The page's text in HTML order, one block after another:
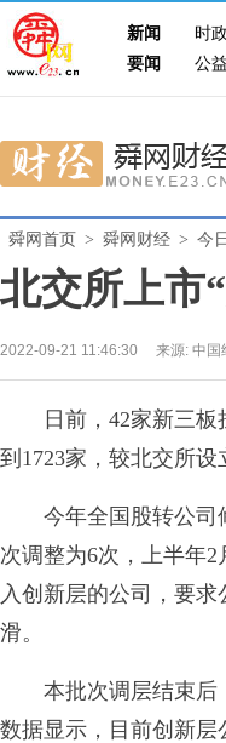
新闻 时政
要闻
公益
舜网首页 > 舜网财经 > 今
北交所上市
2022-09-21 11:46:30 来源: 中国
日前，42家新三板挂
到1723家，较北交所设
今年全国股转公司修
次调整为6次，上半年
入创新层的公司，要
滑。
本批次调层结束后，
数据显示，目前创新层